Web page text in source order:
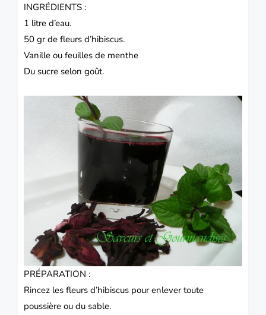
INGRÉDIENTS :
1 litre d’eau.
50 gr de fleurs d’hibiscus.
Vanille ou feuilles de menthe
Du sucre selon goût.
PRÉPARATION :
Rincez les fleurs d’hibiscus pour enlever toute
poussière ou du sable.